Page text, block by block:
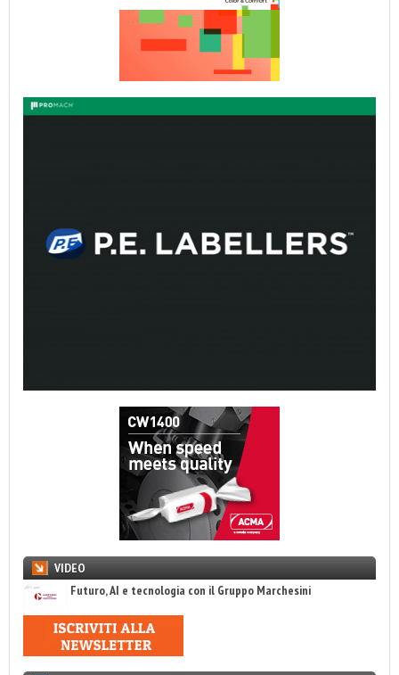
VIDEO
Futuro, AI e tecnologia con il Gruppo Marchesini